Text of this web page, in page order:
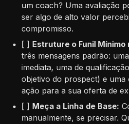
um coach? Uma avaliação
ser algo de alto valor
compromisso.
[ ] Estruture o Funil Mínimo
três mensagens padrão:
imediata, uma de
objetivo do prospect) e uma
ação para a sua oferta de
[ ] Meça a Linha de Base:
manualmente, se precisar.